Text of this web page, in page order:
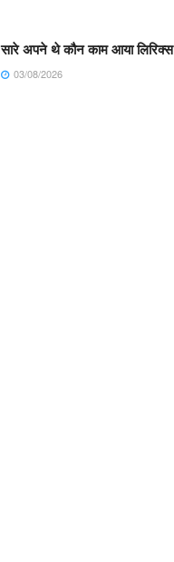
सारे अपने थे कौन काम आया लिरिक्स
03/08/2026